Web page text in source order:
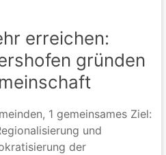
erreichen:
gründen
1 gemeinsames Ziel:
und
der